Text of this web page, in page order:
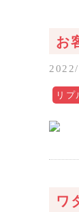
お
リ
ワ